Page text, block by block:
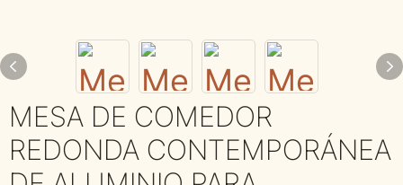
MESA DE COMEDOR
REDONDA CONTEMPORÁNEA